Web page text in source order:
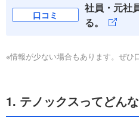
口コミ
社員・元社
る。
※情報が少ない場合もあります。ぜひ
1. テノックスってどん